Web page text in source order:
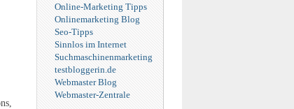
Online-Marketing Tipps
Onlinemarketing Blog
Seo-Tipps
Sinnlos im Internet
Suchmaschinenmarketing
testbloggerin.de
Webmaster Blog
Webmaster-Zentrale